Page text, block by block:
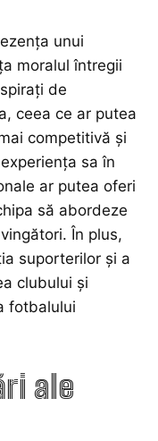
unui
moralul întregii
de
ceea ce ar putea
competitivă și
sa în
ar putea oferi
să abordeze
În plus,
suporterilor și a
clubului și
fotbalului
ale